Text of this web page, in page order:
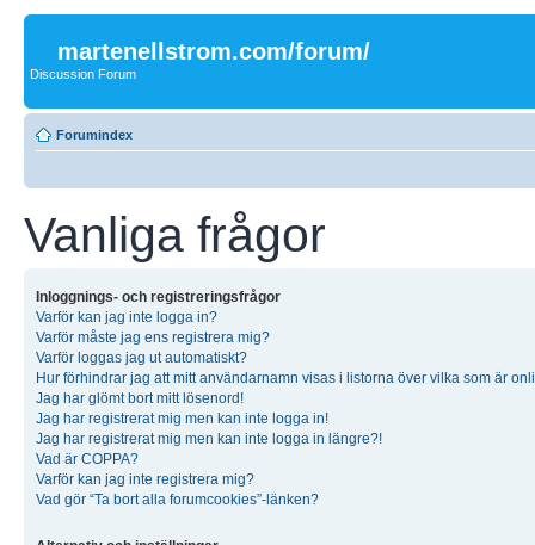
martenellstrom.com/forum/
Discussion Forum
Forumindex
Vanliga frågor
Inloggnings- och registreringsfrågor
Varför kan jag inte logga in?
Varför måste jag ens registrera mig?
Varför loggas jag ut automatiskt?
Hur förhindrar jag att mitt användarnamn visas i listorna över vilka som är
Jag har glömt bort mitt lösenord!
Jag har registrerat mig men kan inte logga in!
Jag har registrerat mig men kan inte logga in längre?!
Vad är COPPA?
Varför kan jag inte registrera mig?
Vad gör “Ta bort alla forumcookies”-länken?